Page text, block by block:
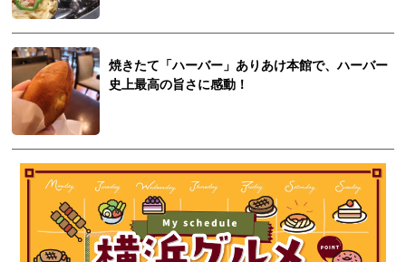
焼きたて「ハーバー」ありあけ本館で、ハーバー
史上最高の旨さに感動！